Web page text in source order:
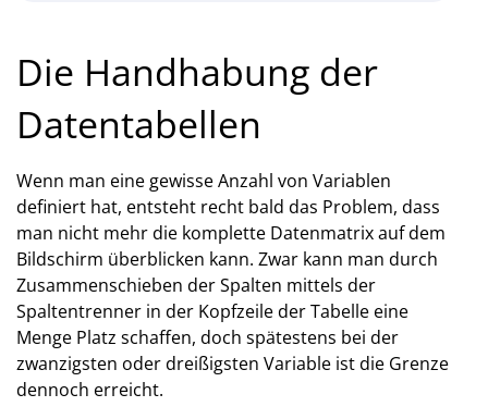
Die Handhabung der
Datentabellen
Wenn man eine gewisse Anzahl von Variablen
definiert hat, entsteht recht bald das Problem, dass
man nicht mehr die komplette Datenmatrix auf dem
Bildschirm überblicken kann. Zwar kann man durch
Zusammenschieben der Spalten mittels der
Spaltentrenner in der Kopfzeile der Tabelle eine
Menge Platz schaffen, doch spätestens bei der
zwanzigsten oder dreißigsten Variable ist die Grenze
dennoch erreicht.